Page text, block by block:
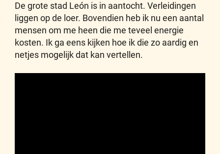
De grote stad León is in aantocht. Verleidingen
liggen op de loer. Bovendien heb ik nu een aantal
mensen om me heen die me teveel energie
kosten. Ik ga eens kijken hoe ik die zo aardig en
netjes mogelijk dat kan vertellen.